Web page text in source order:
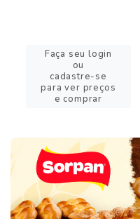
Faça seu login
ou
cadastre-se
para ver preços
e comprar